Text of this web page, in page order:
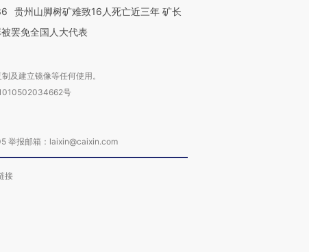
贵州山脚树矿难致16人死亡近三年 矿长
罢免全国人大代表
及建立镜像等任何使用。
号
举报邮箱：laixin@caixin.com
接